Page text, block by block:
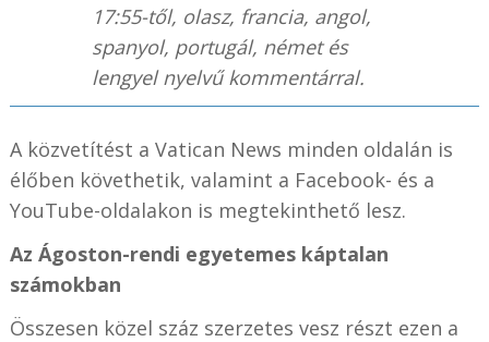
17:55-től, olasz, francia, angol,
spanyol, portugál, német és
lengyel nyelvű kommentárral.
A közvetítést a Vatican News minden oldalán is
élőben követhetik, valamint a Facebook- és a
YouTube-oldalakon is megtekinthető lesz.
Az Ágoston-rendi egyetemes káptalan
számokban
Összesen közel száz szerzetes vesz részt ezen a